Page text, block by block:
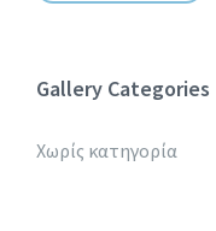
Gallery Categories
Χωρίς κατηγορία